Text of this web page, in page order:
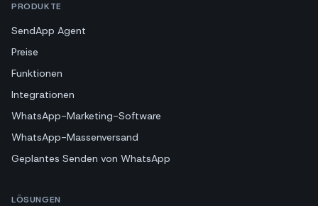
PRODUKTE
SendApp Agent
Preise
Funktionen
Integrationen
WhatsApp-Marketing-Software
WhatsApp-Massenversand
Geplantes Senden von WhatsApp
LÖSUNGEN